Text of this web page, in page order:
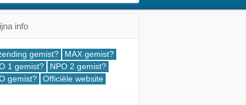
info
gemist?
MAX gemist?
1 gemist?
NPO 2 gemist?
gemist?
Officiële website